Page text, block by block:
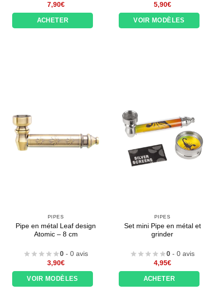
7,90€
ACHETER
5,90€
VOIR MODÈLES
PIPES
Pipe en métal Leaf design
Atomic – 8 cm
0 - 0 avis
3,90€
VOIR MODÈLES
PIPES
Set mini Pipe en métal et
grinder
0 - 0 avis
4,95€
ACHETER